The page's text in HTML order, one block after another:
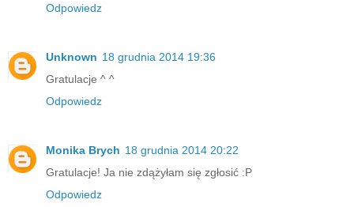
Odpowiedz
Unknown 18 grudnia 2014 19:36
Gratulacje ^ ^
Odpowiedz
Monika Brych 18 grudnia 2014 20:22
Gratulacje! Ja nie zdążyłam się zgłosić :P
Odpowiedz